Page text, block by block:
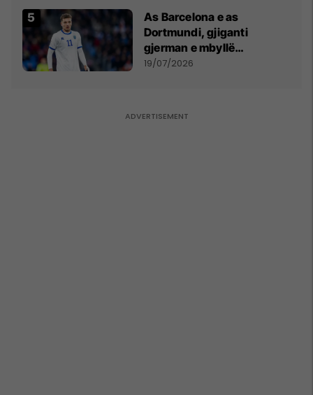
As Barcelona e as
Dortmundi, gjiganti
gjerman e mbyllë
marrëveshjen për Fisnik
19/07/2026